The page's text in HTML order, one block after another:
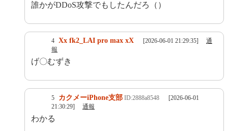
誰かがDDoS攻撃でもしたんだろ（）
4 Xx fk2_LAI pro max xX [2026-06-01 21:29:35]
通
報
げ〇むずき
5 カクメーiPhone支部 ID:2888a8548
[2026-06-01
21:30:29]
通報
わかる